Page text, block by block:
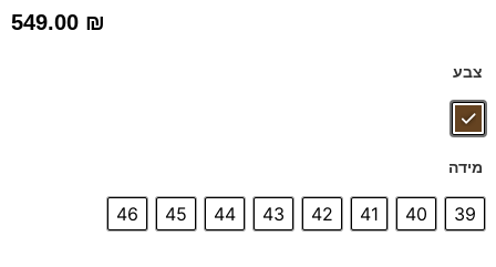
549.00 ₪
צבע
מידה
39
40
41
42
43
44
45
46